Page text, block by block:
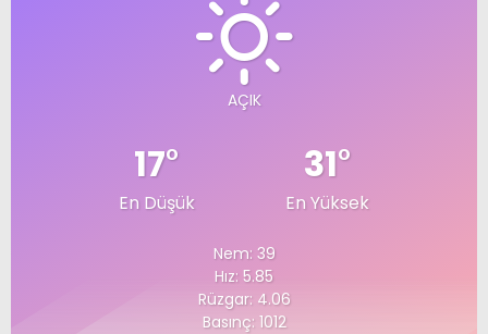
AÇIK
17°
En Düşük
31°
En Yüksek
Nem: 39
Hız: 5.85
Rüzgar: 4.06
Basınç: 1012